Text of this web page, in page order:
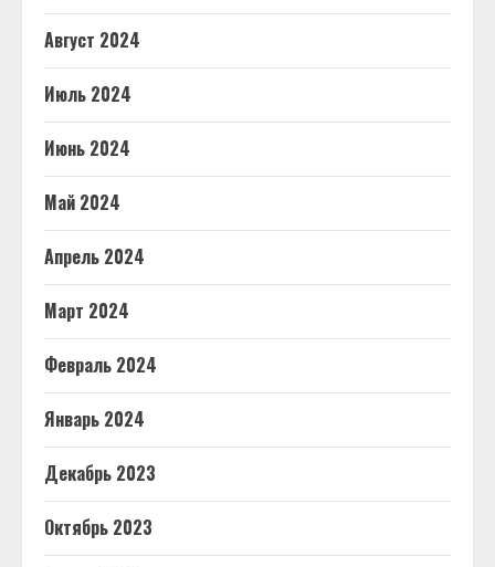
Август 2024
Июль 2024
Июнь 2024
Май 2024
Апрель 2024
Март 2024
Февраль 2024
Январь 2024
Декабрь 2023
Октябрь 2023